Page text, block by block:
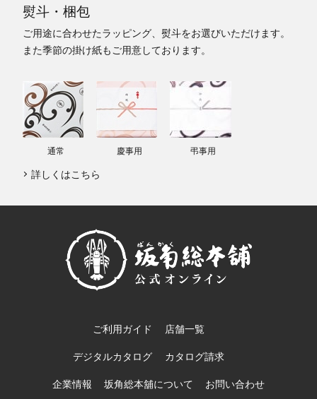
熨斗・梱包
ご用途に合わせたラッピング、熨斗をお選びいただけます。
また季節の掛け紙もご用意しております。
通常 慶事用 弔事用
詳しくはこちら
ご利用ガイド 店舗一覧
デジタルカタログ カタログ請求
企業情報 坂角総本舖について お問い合わせ